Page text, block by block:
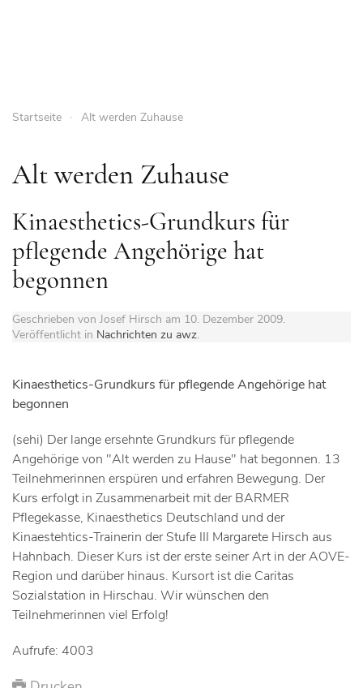
Startseite Alt werden Zuhause
Alt werden Zuhause
Kinaesthetics-Grundkurs für
pflegende Angehörige hat
begonnen
Geschrieben von Josef Hirsch am 10. Dezember 2009.
Veröffentlicht in Nachrichten zu awz.
Kinaesthetics-Grundkurs für pflegende Angehörige hat
begonnen
(sehi) Der lange ersehnte Grundkurs für pflegende
Angehörige von "Alt werden zu Hause" hat begonnen. 13
Teilnehmerinnen erspüren und erfahren Bewegung. Der
Kurs erfolgt in Zusammenarbeit mit der BARMER
Pflegekasse, Kinaesthetics Deutschland und der
Kinaestehtics-Trainerin der Stufe III Margarete Hirsch aus
Hahnbach. Dieser Kurs ist der erste seiner Art in der AOVE-
Region und darüber hinaus. Kursort ist die Caritas
Sozialstation in Hirschau. Wir wünschen den
Teilnehmerinnen viel Erfolg!
Aufrufe: 4003